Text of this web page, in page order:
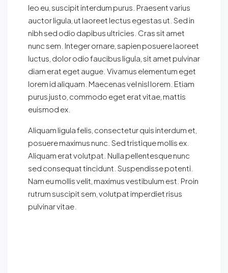
leo eu, suscipit interdum purus. Praesent varius
auctor ligula, ut laoreet lectus egestas ut. Sed in
nibh sed odio dapibus ultricies. Cras sit amet
nunc sem. Integer ornare, sapien posuere laoreet
luctus, dolor odio faucibus ligula, sit amet pulvinar
diam erat eget augue. Vivamus elementum eget
lorem id aliquam. Maecenas vel nisl lorem. Etiam
purus justo, commodo eget erat vitae, mattis
euismod ex.
Aliquam ligula felis, consectetur quis interdum et,
posuere maximus nunc. Sed tristique mollis ex.
Aliquam erat volutpat. Nulla pellentesque nunc
sed consequat tincidunt. Suspendisse potenti.
Nam eu mollis velit, maximus vestibulum est. Proin
rutrum suscipit sem, volutpat imperdiet risus
pulvinar vitae.